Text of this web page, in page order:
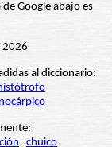
Google abajo es
2026
al diccionario:
chuico